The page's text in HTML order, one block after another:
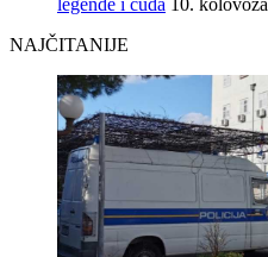
NAJČITANIJE